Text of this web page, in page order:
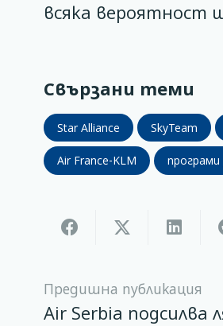
всяка вероятност
Свързани теми
Star Alliance SkyTeam
Air France-KLM
Предишна публикация
Air Serbia подсилва